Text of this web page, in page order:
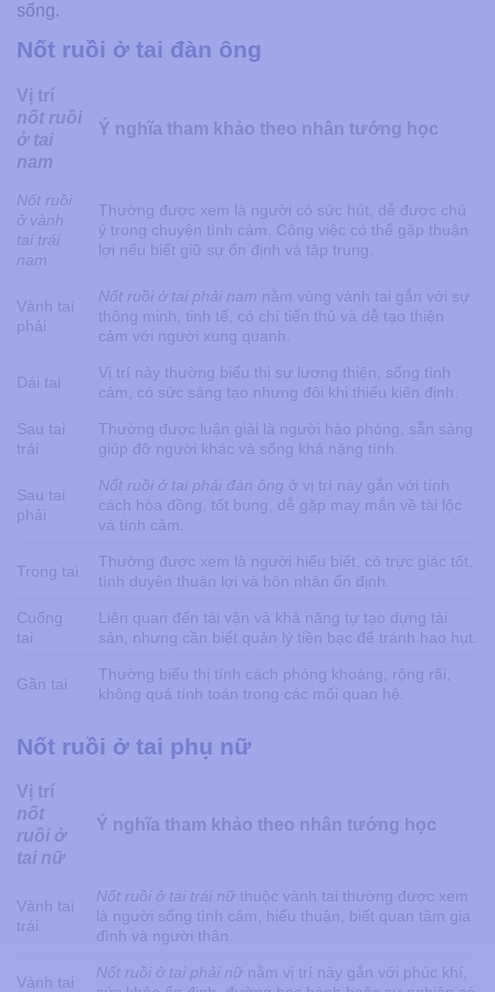
sống.
Nốt ruồi ở tai đàn ông
Vị trí
nốt ruồi
ở tai
nam
Ý nghĩa tham khảo theo nhân tướng học
Nốt ruồi
ở vành
tai trái
nam
Thường được xem là người có sức hút, dễ được chú
ý trong chuyện tình cảm. Công việc có thể gặp thuận
lợi nếu biết giữ sự ổn định và tập trung.
Vành tai
phải
Nốt ruồi ở tai phải nam nằm vùng vành tai gắn với sự
thông minh, tinh tế, có chí tiến thủ và dễ tạo thiện
cảm với người xung quanh.
Dái tai
Vị trí này thường biểu thị sự lương thiện, sống tình
cảm, có sức sáng tạo nhưng đôi khi thiếu kiên định.
Sau tai
trái
Thường được luận giải là người hào phóng, sẵn sàng
giúp đỡ người khác và sống khá nặng tình.
Sau tai
phải
Nốt ruồi ở tai phải đàn ông ở vị trí này gắn với tính
cách hòa đồng, tốt bụng, dễ gặp may mắn về tài lộc
và tình cảm.
Trong tai
Thường được xem là người hiểu biết, có trực giác tốt,
tình duyên thuận lợi và hôn nhân ổn định.
Cuống
tai
Liên quan đến tài vận và khả năng tự tạo dựng tài
sản, nhưng cần biết quản lý tiền bạc để tránh hao hụt.
Gần tai
Thường biểu thị tính cách phóng khoáng, rộng rãi,
không quá tính toán trong các mối quan hệ.
Nốt ruồi ở tai phụ nữ
Vị trí
nốt
ruồi ở
tai nữ
Ý nghĩa tham khảo theo nhân tướng học
Vành tai
trái
Nốt ruồi ở tai trái nữ​ thuộc vành tai thường được xem
là người sống tình cảm, hiếu thuận, biết quan tâm gia
đình và người thân.
Vành tai
Nốt ruồi ở tai phải nữ nằm vị trí này gắn với phúc khí,